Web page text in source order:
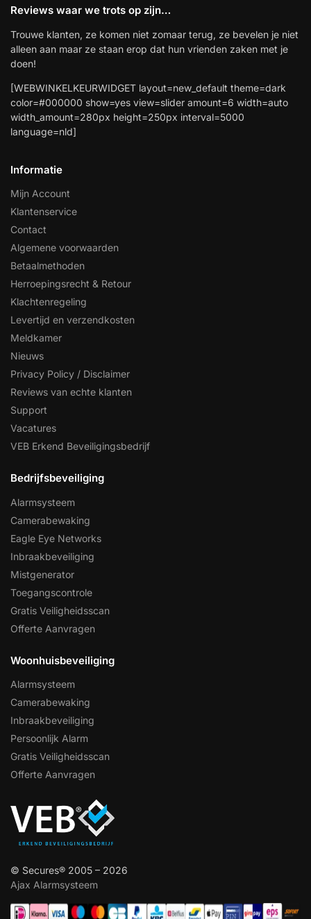
Reviews waar we trots op zijn…
Trouwe klanten, ze komen niet zomaar terug, ze bevelen je niet
alleen aan maar ze staan erop dat hun vrienden zaken met je
doen!
[WEBWINKELKEURWIDGET layout=new_default theme=dark
color=#000000 show=yes view=slider amount=6 width=auto
width_amount=280px height=250px interval=5000
language=nld]
Informatie
Mijn Account
Klantenservice
Contact
Algemene voorwaarden
Betaalmethoden
Herroepingsrecht & Retour
Klachtenregeling
Levertijd en verzendkosten
Meldkamer
Nieuws
Privacy Policy / Disclaimer
Reviews van echte klanten
Support
Vacatures
VEB Erkend Beveiligingsbedrijf
Bedrijfsbeveiliging
Alarmsysteem
Camerabewaking
Eagle Eye Networks
Inbraakbeveiliging
Mistgenerator
Toegangscontrole
Gratis Veiligheidsscan
Offerte Aanvragen
Woonhuisbeveiliging
Alarmsysteem
Camerabewaking
Inbraakbeveiliging
Persoonlijk Alarm
Gratis Veiligheidsscan
Offerte Aanvragen
© Secures® 2005 – 2026
Ajax Alarmsysteem